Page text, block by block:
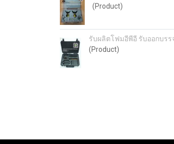
(Product)
รับผลิตโฟมอีพีอี รับออกบร
(Product)